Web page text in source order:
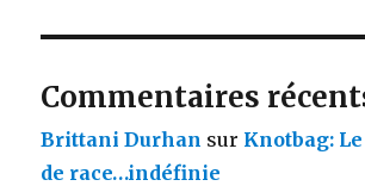
Commentaires
Brittani Durhan sur Knotbag:
de race…indéfinie